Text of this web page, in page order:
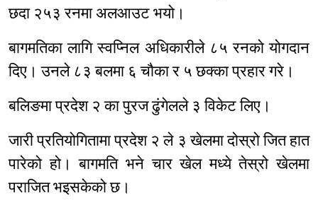
छदा २५३ रनमा अलआउट भयो।
बागमतिका लागि स्वप्निल अधिकारीले ८५ रनको योगदान
दिए। उनले ८३ बलमा ६ चौका र ५ छक्का प्रहार गरे।
बलिङमा प्रदेश २ का पुरज ढुंगेलले ३ विकेट लिए।
जारी प्रतियोगितामा प्रदेश २ ले ३ खेलमा दोस्रो जित हात
पारेको हो। बागमति भने चार खेल मध्ये तेस्रो खेलमा
पराजित भइसकेको छ।